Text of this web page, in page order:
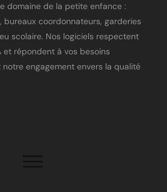
domaine de la petite enfance :
bureaux coordonnateurs, garderies
scolaire. Nos logiciels respectent
et répondent à vos besoins
engagement envers la qualité